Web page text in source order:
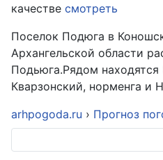
качестве смотреть
Поселок Подюга в
Архангельской области
Подьюга.Рядом находятся
Кварзонский, норменга и
arhpogoda.ru › Прогноз